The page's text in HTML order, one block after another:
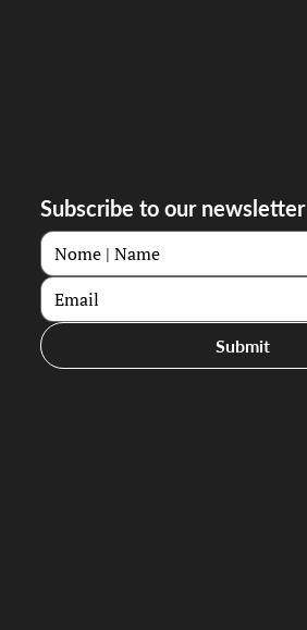
Subscribe to our newsletter
Submit